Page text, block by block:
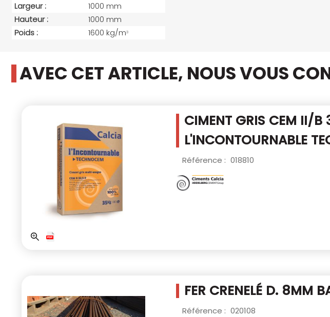
Largeur :
1000 mm
Hauteur :
1000 mm
Poids :
1600 kg/m3
AVEC CET ARTICLE, NOUS VOUS
CIMENT GRIS CEM II/B
L'INCONTOURNABLE
Référence : 018810
FER CRENELÉ D. 8MM
Référence : 020108